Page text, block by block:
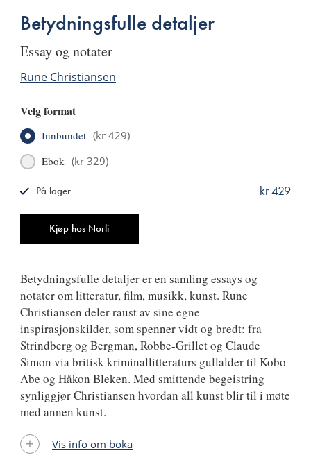
Betydningsfulle detaljer
essay og notater
Rune Christiansen
Velg format
Innbundet (kr 429)
Ebok (kr 329)
Kjøp hos Norli
kr 429
På lager
Betydningsfulle detaljer er en samling essays og
notater om litteratur, film, musikk, kunst. Rune
Christiansen deler raust av sine egne
inspirasjonskilder, som spenner vidt og bredt: fra
Strindberg og Bergman, Robbe-Grillet og Claude
Simon via britisk kriminallitteraturs gullalder til Kobo
Abe og Håkon Bleken. Med smittende begeistring
synliggjør Christiansen hvordan all kunst blir til i møte
med annen kunst.
Vis info om boka